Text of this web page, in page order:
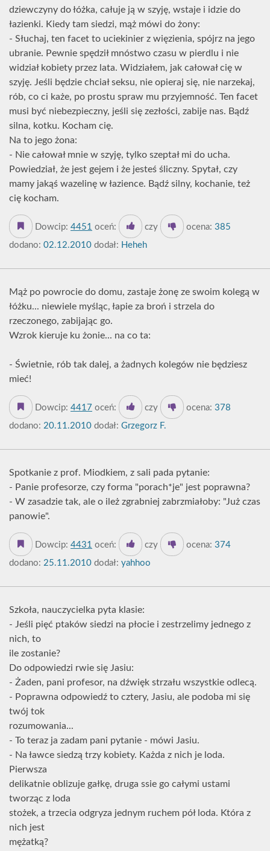
dziewczyny do łóżka, całuje ją w szyję, wstaje i idzie do
łazienki. Kiedy tam siedzi, mąż mówi do żony:
- Słuchaj, ten facet to uciekinier z więzienia, spójrz na jego
ubranie. Pewnie spędził mnóstwo czasu w pierdlu i nie
widział kobiety przez lata. Widziałem, jak całował cię w
szyję. Jeśli będzie chciał seksu, nie opieraj się, nie narzekaj,
rób, co ci każe, po prostu spraw mu przyjemność. Ten facet
musi być niebezpieczny, jeśli się zezłości, zabije nas. Bądź
silna, kotku. Kocham cię.
Na to jego żona:
- Nie całował mnie w szyję, tylko szeptał mi do ucha.
Powiedział, że jest gejem i że jesteś śliczny. Spytał, czy
mamy jakąś wazelinę w łazience. Bądź silny, kochanie, też
cię kocham.
Dowcip: 4451 oceń: czy ocena: 385
dodano: 02.12.2010 dodał: Heheh
Mąż po powrocie do domu, zastaje żonę ze swoim kolegą w
łóżku... niewiele myśląc, łapie za broń i strzela do
rzeczonego, zabijając go.
Wzrok kieruje ku żonie... na co ta:
- Świetnie, rób tak dalej, a żadnych kolegów nie będziesz
mieć!
Dowcip: 4417 oceń: czy ocena: 378
dodano: 20.11.2010 dodał: Grzegorz F.
Spotkanie z prof. Miodkiem, z sali pada pytanie:
- Panie profesorze, czy forma "porach*je" jest poprawna?
- W zasadzie tak, ale o ileż zgrabniej zabrzmiałoby: "Już czas
panowie".
Dowcip: 4431 oceń: czy ocena: 374
dodano: 25.11.2010 dodał: yahhoo
Szkoła, nauczycielka pyta klasie:
- Jeśli pięć ptaków siedzi na płocie i zestrzelimy jednego z
nich, to
ile zostanie?
Do odpowiedzi rwie się Jasiu:
- Żaden, pani profesor, na dźwięk strzału wszystkie odlecą.
- Poprawna odpowiedź to cztery, Jasiu, ale podoba mi się
twój tok
rozumowania...
- To teraz ja zadam pani pytanie - mówi Jasiu.
- Na ławce siedzą trzy kobiety. Każda z nich je loda.
Pierwsza
delikatnie oblizuje gałkę, druga ssie go całymi ustami
tworząc z loda
stożek, a trzecia odgryza jednym ruchem pół loda. Która z
nich jest
mężatką?